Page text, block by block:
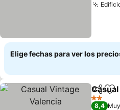
Elige fechas para ver los
2 Estrellas
8,4